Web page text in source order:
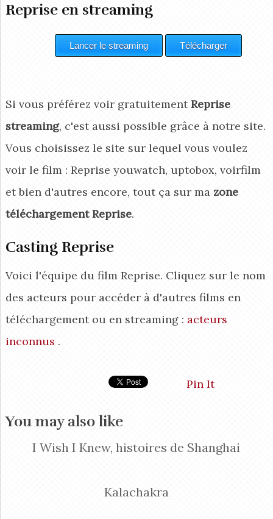
Reprise en streaming
Si vous préférez voir gratuitementReprise
streaming, c'est aussi possible grâce à notre site.
Vous choisissez le site sur lequel vous voulez
voir le film : Reprise youwatch, uptobox, voirfilm
et bien d'autres encore, tout ça sur ma zone
téléchargement Reprise.
Casting Reprise
Voici l'équipe du film Reprise. Cliquez sur le nom
des acteurs pour accéder à d'autres films en
téléchargement ou en streaming : acteurs
inconnus .
Pin It
You may also like
I Wish I Knew, histoires de Shanghai
Kalachakra